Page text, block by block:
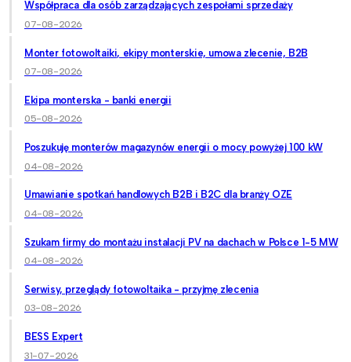
Współpraca dla osób zarządzających zespołami sprzedaży
07-08-2026
Monter fotowoltaiki, ekipy monterskie, umowa zlecenie, B2B
07-08-2026
Ekipa monterska - banki energii
05-08-2026
Poszukuję monterów magazynów energii o mocy powyżej 100 kW
04-08-2026
Umawianie spotkań handlowych B2B i B2C dla branży OZE
04-08-2026
Szukam firmy do montażu instalacji PV na dachach w Polsce 1-5 MW
04-08-2026
Serwisy, przeglądy fotowoltaika - przyjmę zlecenia
03-08-2026
BESS Expert
31-07-2026